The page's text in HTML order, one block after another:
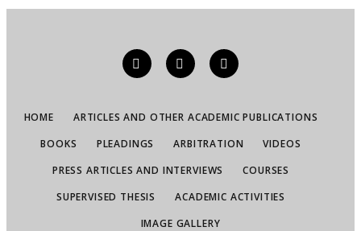
HOME
ARTICLES AND OTHER ACADEMIC PUBLICATIONS
BOOKS
PLEADINGS ARBITRATION
VIDEOS
PRESS ARTICLES AND INTERVIEWS
COURSES
SUPERVISED THESIS
ACADEMIC ACTIVITIES
IMAGE GALLERY